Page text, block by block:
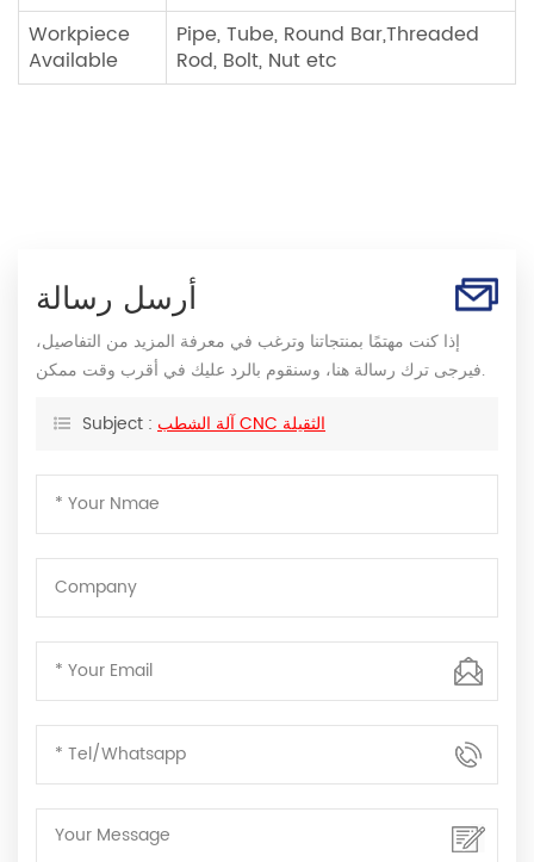
Workpiece
Available
Pipe, Tube, Round Bar,Threaded
Rod, Bolt, Nut etc
أرسل رسالة
إذا كنت مهتمًا بمنتجاتنا وترغب في معرفة المزيد من التفاصيل،
فيرجى ترك رسالة هنا، وسنقوم بالرد عليك في أقرب وقت ممكن.
Subject :
آلة الشطب CNC الثقيلة